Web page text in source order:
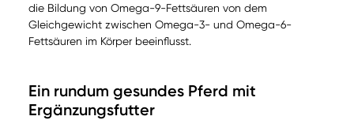
die Bildung von Omega-9-Fettsäuren von dem
Gleichgewicht zwischen Omega-3- und Omega-6-
Fettsäuren im Körper beeinflusst.
Ein rundum gesundes Pferd mit
Ergänzungsfutter